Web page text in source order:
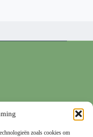
zoals cookies om